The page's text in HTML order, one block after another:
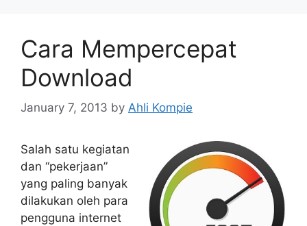
Cara Mempercepat
Download
January 7, 2013 by Ahli Kompie
Salah satu kegiatan
dan “pekerjaan”
yang paling banyak
dilakukan oleh para
pengguna internet